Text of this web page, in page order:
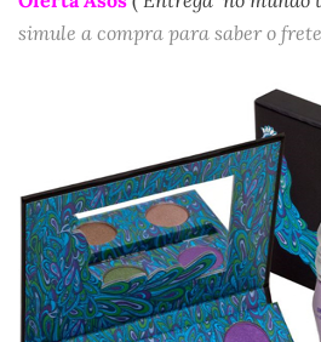
simule a compra para saber o